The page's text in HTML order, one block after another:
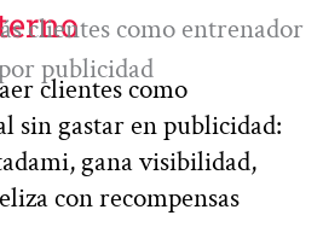
clientes como entrenador
publicidad
clientes como
sin gastar en publicidad:
gana visibilidad,
con recompensas